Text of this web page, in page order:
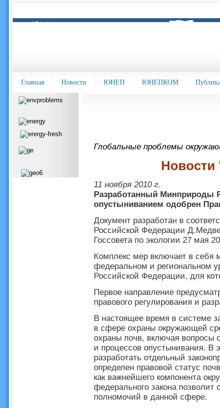
Главная Новости ЮНЕП ЮНЕПКОМ
Глобальные проблемы
11 ноября 2010 г.
Разработанный Минприроды
опустыниванием одобрен
Документ разработан в
Российской Федерации
Госсовета по экологии 27 мая
Комплекс мер включает в себя
федеральном и региональном
Российской Федерации, для
Первое направление
правового регулирования и
В настоящее время в системе
в сфере охраны окружающей
охраны почв, включая вопросы
и процессов опустынивания. В
разработать отдельный
определен правовой статус
как важнейшего компонента
федерального закона позволит
полномочий в данной сфере.